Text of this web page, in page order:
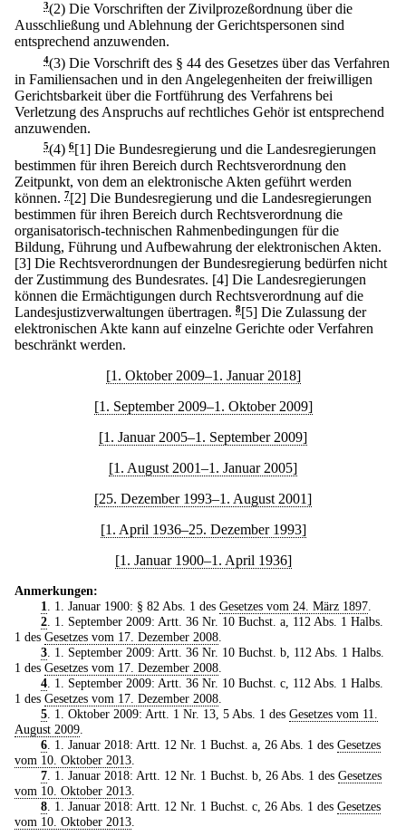
3(2) Die Vorschriften der Zivilprozeßordnung über die
Ausschließung und Ablehnung der Gerichtspersonen sind
entsprechend anzuwenden.
4(3) Die Vorschrift des § 44 des Gesetzes über das Verfahren
in Familiensachen und in den Angelegenheiten der freiwilligen
Gerichtsbarkeit über die Fortführung des Verfahrens bei
Verletzung des Anspruchs auf rechtliches Gehör ist entsprechend
anzuwenden.
5(4) 6[1] Die Bundesregierung und die Landesregierungen
bestimmen für ihren Bereich durch Rechtsverordnung den
Zeitpunkt, von dem an elektronische Akten geführt werden
können. 7[2] Die Bundesregierung und die Landesregierungen
bestimmen für ihren Bereich durch Rechtsverordnung die
organisatorisch-technischen Rahmenbedingungen für die
Bildung, Führung und Aufbewahrung der elektronischen Akten.
[3] Die Rechtsverordnungen der Bundesregierung bedürfen nicht
der Zustimmung des Bundesrates. [4] Die Landesregierungen
können die Ermächtigungen durch Rechtsverordnung auf die
Landesjustizverwaltungen übertragen. 8[5] Die Zulassung der
elektronischen Akte kann auf einzelne Gerichte oder Verfahren
beschränkt werden.
[1. Oktober 2009–1. Januar 2018]
[1. September 2009–1. Oktober 2009]
[1. Januar 2005–1. September 2009]
[1. August 2001–1. Januar 2005]
[25. Dezember 1993–1. August 2001]
[1. April 1936–25. Dezember 1993]
[1. Januar 1900–1. April 1936]
Anmerkungen:
1
. 1. Januar 1900: § 82 Abs. 1 des Gesetzes vom 24. März 1897.
2. 1. September 2009: Artt. 36 Nr. 10 Buchst. a, 112 Abs. 1 Halbs.
1 des Gesetzes vom 17. Dezember 2008
3. 1. September 2009: Artt. 36 Nr. 10 Buchst. b, 112 Abs. 1 Halbs.
1 des Gesetzes vom 17. Dezember 2008
4. 1. September 2009: Artt. 36 Nr. 10 Buchst. c, 112 Abs. 1 Halbs.
1 des Gesetzes vom 17. Dezember 2008
5. 1. Oktober 2009: Artt. 1 Nr. 13, 5 Abs. 1 des Gesetzes vom 11.
August 2009
6. 1. Januar 2018: Artt. 12 Nr. 1 Buchst. a, 26 Abs. 1 des Gesetzes
vom 10. Oktober 2013
7. 1. Januar 2018: Artt. 12 Nr. 1 Buchst. b, 26 Abs. 1 des Gesetzes
vom 10. Oktober 2013
8. 1. Januar 2018: Artt. 12 Nr. 1 Buchst. c, 26 Abs. 1 des Gesetzes
vom 10. Oktober 2013